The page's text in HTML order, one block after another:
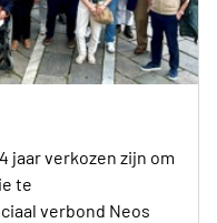
jaar verkozen zijn om
te
verbond Neos